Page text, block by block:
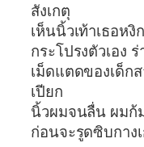
สังเกตุ
เห็นนิ้วเท้าเธอหงิ
กระโปรงตัวเอง
เม็ดแตดของเด็ก
เปียก
นิ้วผมจนลื่น ผมก้
ก่อนจะรูดซิบกาง